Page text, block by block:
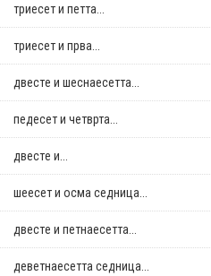
триесет и петта...
триесет и прва...
двестe и шеснаесетта...
педесет и четврта...
двестe и...
шеесет и осма седница...
двестe и петнаесетта...
деветнаесетта седница...